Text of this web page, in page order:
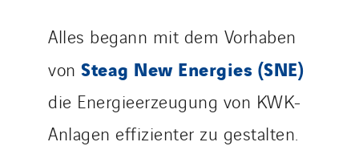
Alles begann mit dem Vorhaben
von Steag New Energies (SNE)
die Energieerzeugung von KWK-
Anlagen effizienter zu gestalten.